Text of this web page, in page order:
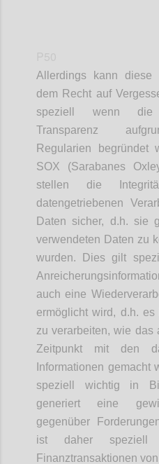
Allerdings kann diese
dem Recht auf
speziell wenn die
Transparenz
Regularien begründet
SOX (Sarabanes
stellen die
datengetriebenen
Daten sicher, d.h. sie
verwendeten Daten zu
wurden. Dies gilt
auch eine
ermöglicht wird, d.h.
zu verarbeiten, wie das
Zeitpunkt mit den
Informationen gemacht
speziell wichtig in
generiert eine
gegenüber
ist daher
Finanztransaktionen